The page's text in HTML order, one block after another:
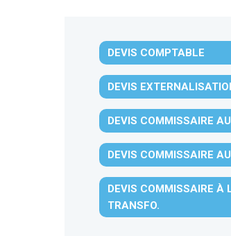
DEVIS COMPTABLE
DEVIS
DEVIS COMMISSAIRE
DEVIS COMMISSAIRE
DEVIS COMMISSAIRE À
TRANSFO.